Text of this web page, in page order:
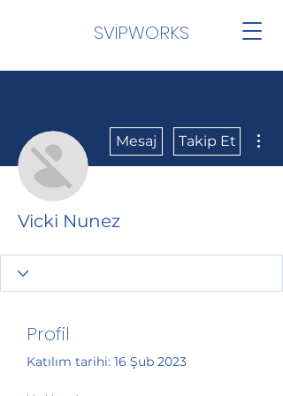
SVİPWORKS
Mesaj Takip Et
Vicki Nunez
Profil
Katılım tarihi: 16 Şub 2023